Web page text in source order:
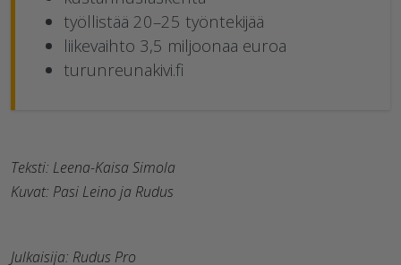
työllistää 20–25 työntekijää
liikevaihto 3,5 miljoonaa euroa
turunreunakivi.fi
Teksti: Leena-Kaisa Simola
Kuvat: Pasi Leino ja Rudus
Julkaisija: Rudus Pro